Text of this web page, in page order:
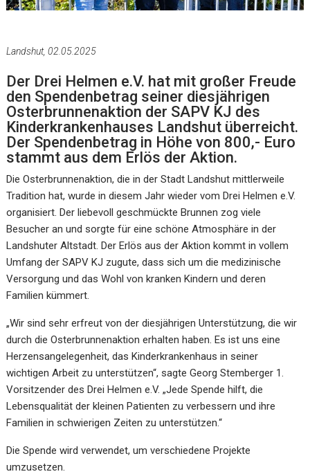
Landshut, 02.05.2025
Der Drei Helmen e.V. hat mit großer Freude
den Spendenbetrag seiner diesjährigen
Osterbrunnenaktion der SAPV KJ des
Kinderkrankenhauses Landshut überreicht.
Der Spendenbetrag in Höhe von 800,- Euro
stammt aus dem Erlös der Aktion.
Die Osterbrunnenaktion, die in der Stadt Landshut mittlerweile
Tradition hat, wurde in diesem Jahr wieder vom Drei Helmen e.V.
organisiert. Der liebevoll geschmückte Brunnen zog viele
Besucher an und sorgte für eine schöne Atmosphäre in der
Landshuter Altstadt. Der Erlös aus der Aktion kommt in vollem
Umfang der SAPV KJ zugute, dass sich um die medizinische
Versorgung und das Wohl von kranken Kindern und deren
Familien kümmert.
„Wir sind sehr erfreut von der diesjährigen Unterstützung, die wir
durch die Osterbrunnenaktion erhalten haben. Es ist uns eine
Herzensangelegenheit, das Kinderkrankenhaus in seiner
wichtigen Arbeit zu unterstützen“, sagte Georg Stemberger 1.
Vorsitzender des Drei Helmen e.V. „Jede Spende hilft, die
Lebensqualität der kleinen Patienten zu verbessern und ihre
Familien in schwierigen Zeiten zu unterstützen.“
Die Spende wird verwendet, um verschiedene Projekte
umzusetzen.